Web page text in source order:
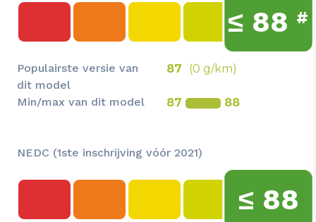
≤ 88 #
Populairste versie van
dit model
87 (0 g/km)
Min/max van dit model 87 88
NEDC (1ste inschrijving vóór 2021)
≤ 88